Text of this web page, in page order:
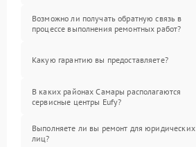
Возможно ли получать обратную связь в
процессе выполнения ремонтных работ?
Какую гарантию вы предоставляете?
В каких районах Самары располагаются
сервисные центры Eufy?
Выполняете ли вы ремонт для юридических
лиц?